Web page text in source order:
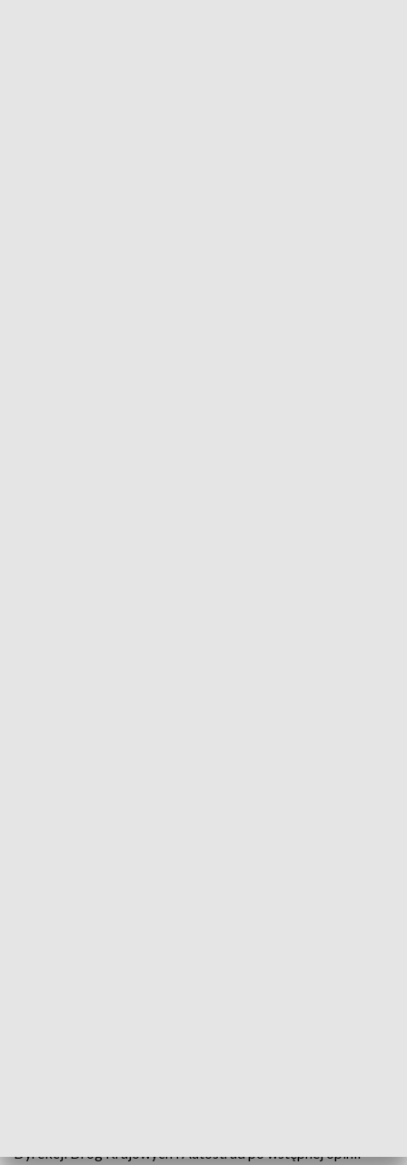
Dyrekcji Dróg Krajowych i Autostrad po wstępnej opinii